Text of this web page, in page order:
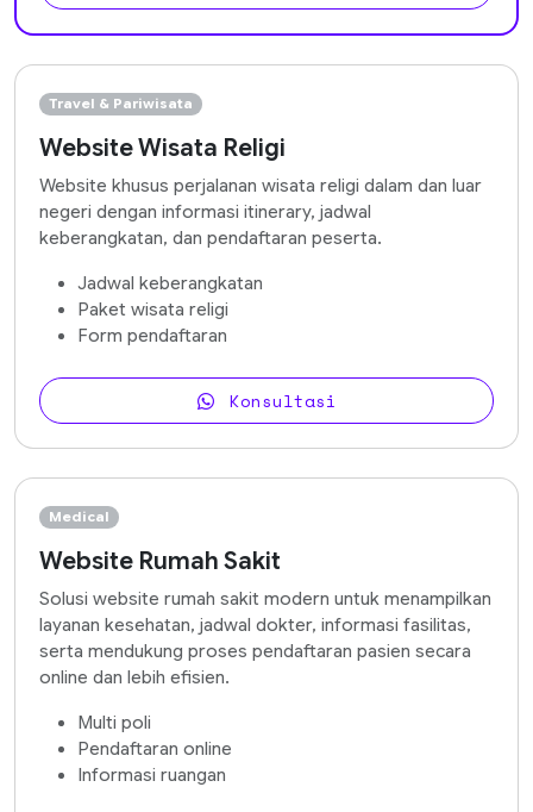
Travel & Pariwisata
Website Wisata Religi
Website khusus perjalanan wisata religi dalam dan luar
negeri dengan informasi itinerary, jadwal
keberangkatan, dan pendaftaran peserta.
Jadwal keberangkatan
Paket wisata religi
Form pendaftaran
Konsultasi
Medical
Website Rumah Sakit
Solusi website rumah sakit modern untuk menampilkan
layanan kesehatan, jadwal dokter, informasi fasilitas,
serta mendukung proses pendaftaran pasien secara
online dan lebih efisien.
Multi poli
Pendaftaran online
Informasi ruangan